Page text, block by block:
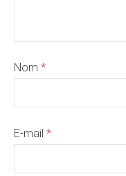
Nom *
E-mail *